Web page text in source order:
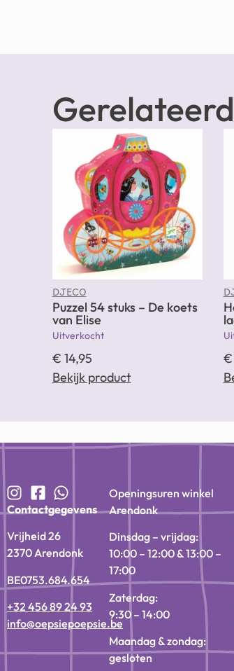
DJECO
Puzzel 54 stuks – De koets
van Elise
Uitverkocht
€ 14,95
Bekijk product
€
Contactgegevens
Vrijheid 26
2370 Arendonk
BE0753.684.654
+32 456 89 24 93
info@oepsiepoepsie.be
Openingsuren winkel
Arendonk
Dinsdag – vrijdag:
10:00 – 12:00 & 13:00 –
17:00
Zaterdag:
9:30 – 14:00
Maandag & zondag:
gesloten